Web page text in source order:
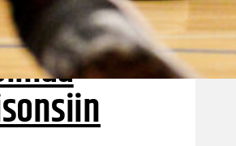
Mykrä